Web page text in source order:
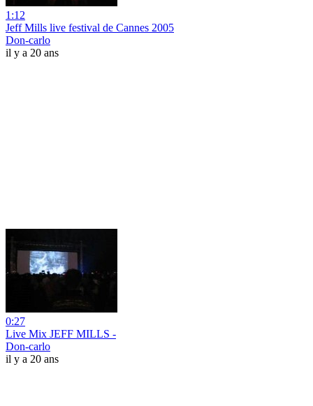
1:12
Jeff Mills live festival de Cannes 2005
Don-carlo
il y a 20 ans
0:27
Live Mix JEFF MILLS -
Don-carlo
il y a 20 ans